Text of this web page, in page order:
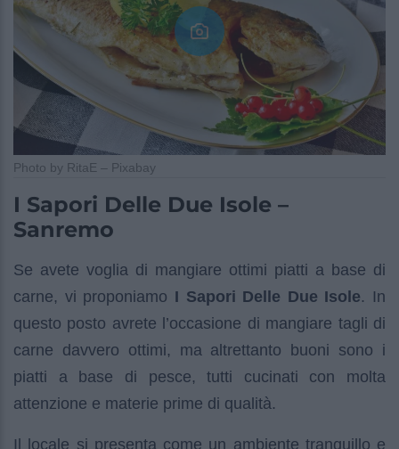
Photo by RitaE – Pixabay
I Sapori Delle Due Isole –
Sanremo
Se avete voglia di mangiare ottimi piatti a base di
carne, vi proponiamo I Sapori Delle Due Isole. In
questo posto avrete l’occasione di mangiare tagli di
carne davvero ottimi, ma altrettanto buoni sono i
piatti a base di pesce, tutti cucinati con molta
attenzione e materie prime di qualità.
Il locale si presenta come un ambiente tranquillo e